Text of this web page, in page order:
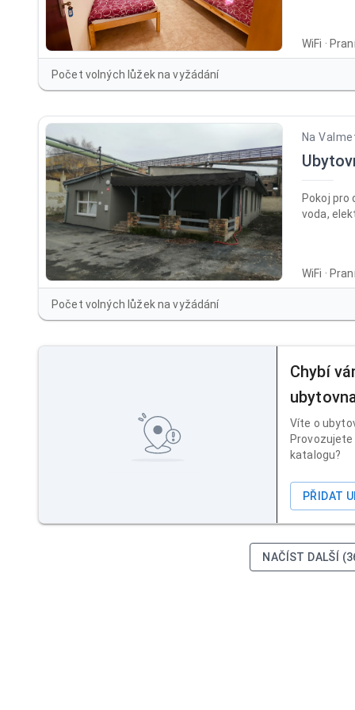
WiFi ·
Počet volných lůžek na vyžádání
Na
Pokoj pro
voda,
WiFi ·
Počet volných lůžek na vyžádání
Chybí
Víte o
katalogu?
PŘIDAT
NAČÍST DALŠÍ